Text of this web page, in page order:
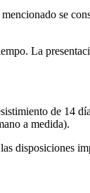
se
La
de 14
a medida).